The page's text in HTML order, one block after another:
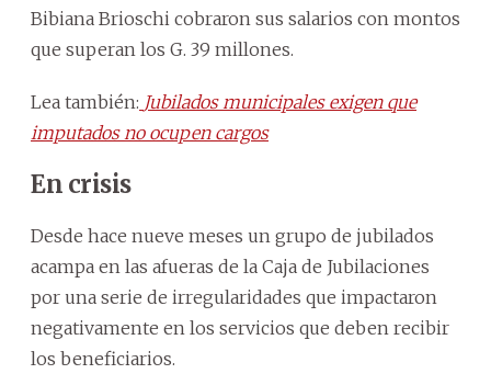
Bibiana Brioschi cobraron sus salarios con montos
que superan los G. 39 millones.
Lea también: Jubilados municipales exigen que
imputados no ocupen cargos
En crisis
Desde hace nueve meses un grupo de jubilados
acampa en las afueras de la Caja de Jubilaciones
por una serie de irregularidades que impactaron
negativamente en los servicios que deben recibir
los beneficiarios.